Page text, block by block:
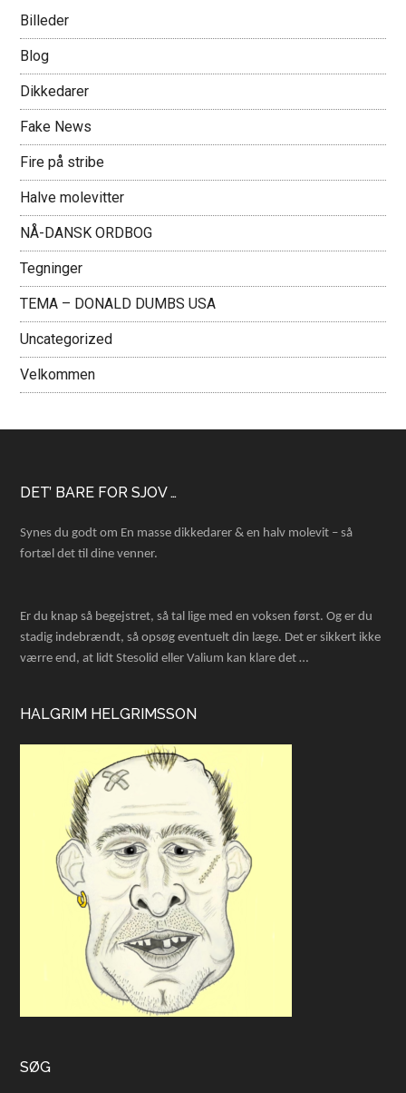
Billeder
Blog
Dikkedarer
Fake News
Fire på stribe
Halve molevitter
NÅ-DANSK ORDBOG
Tegninger
TEMA – DONALD DUMBS USA
Uncategorized
Velkommen
Footer
DET’ BARE FOR SJOV …
Synes du godt om En masse dikkedarer & en halv molevit – så
fortæl det til dine venner.
Er du knap så begejstret, så tal lige med en voksen først. Og er du
stadig indebrændt, så opsøg eventuelt din læge. Det er sikkert ikke
værre end, at lidt Stesolid eller Valium kan klare det …
HALGRIM HELGRIMSSON
SØG